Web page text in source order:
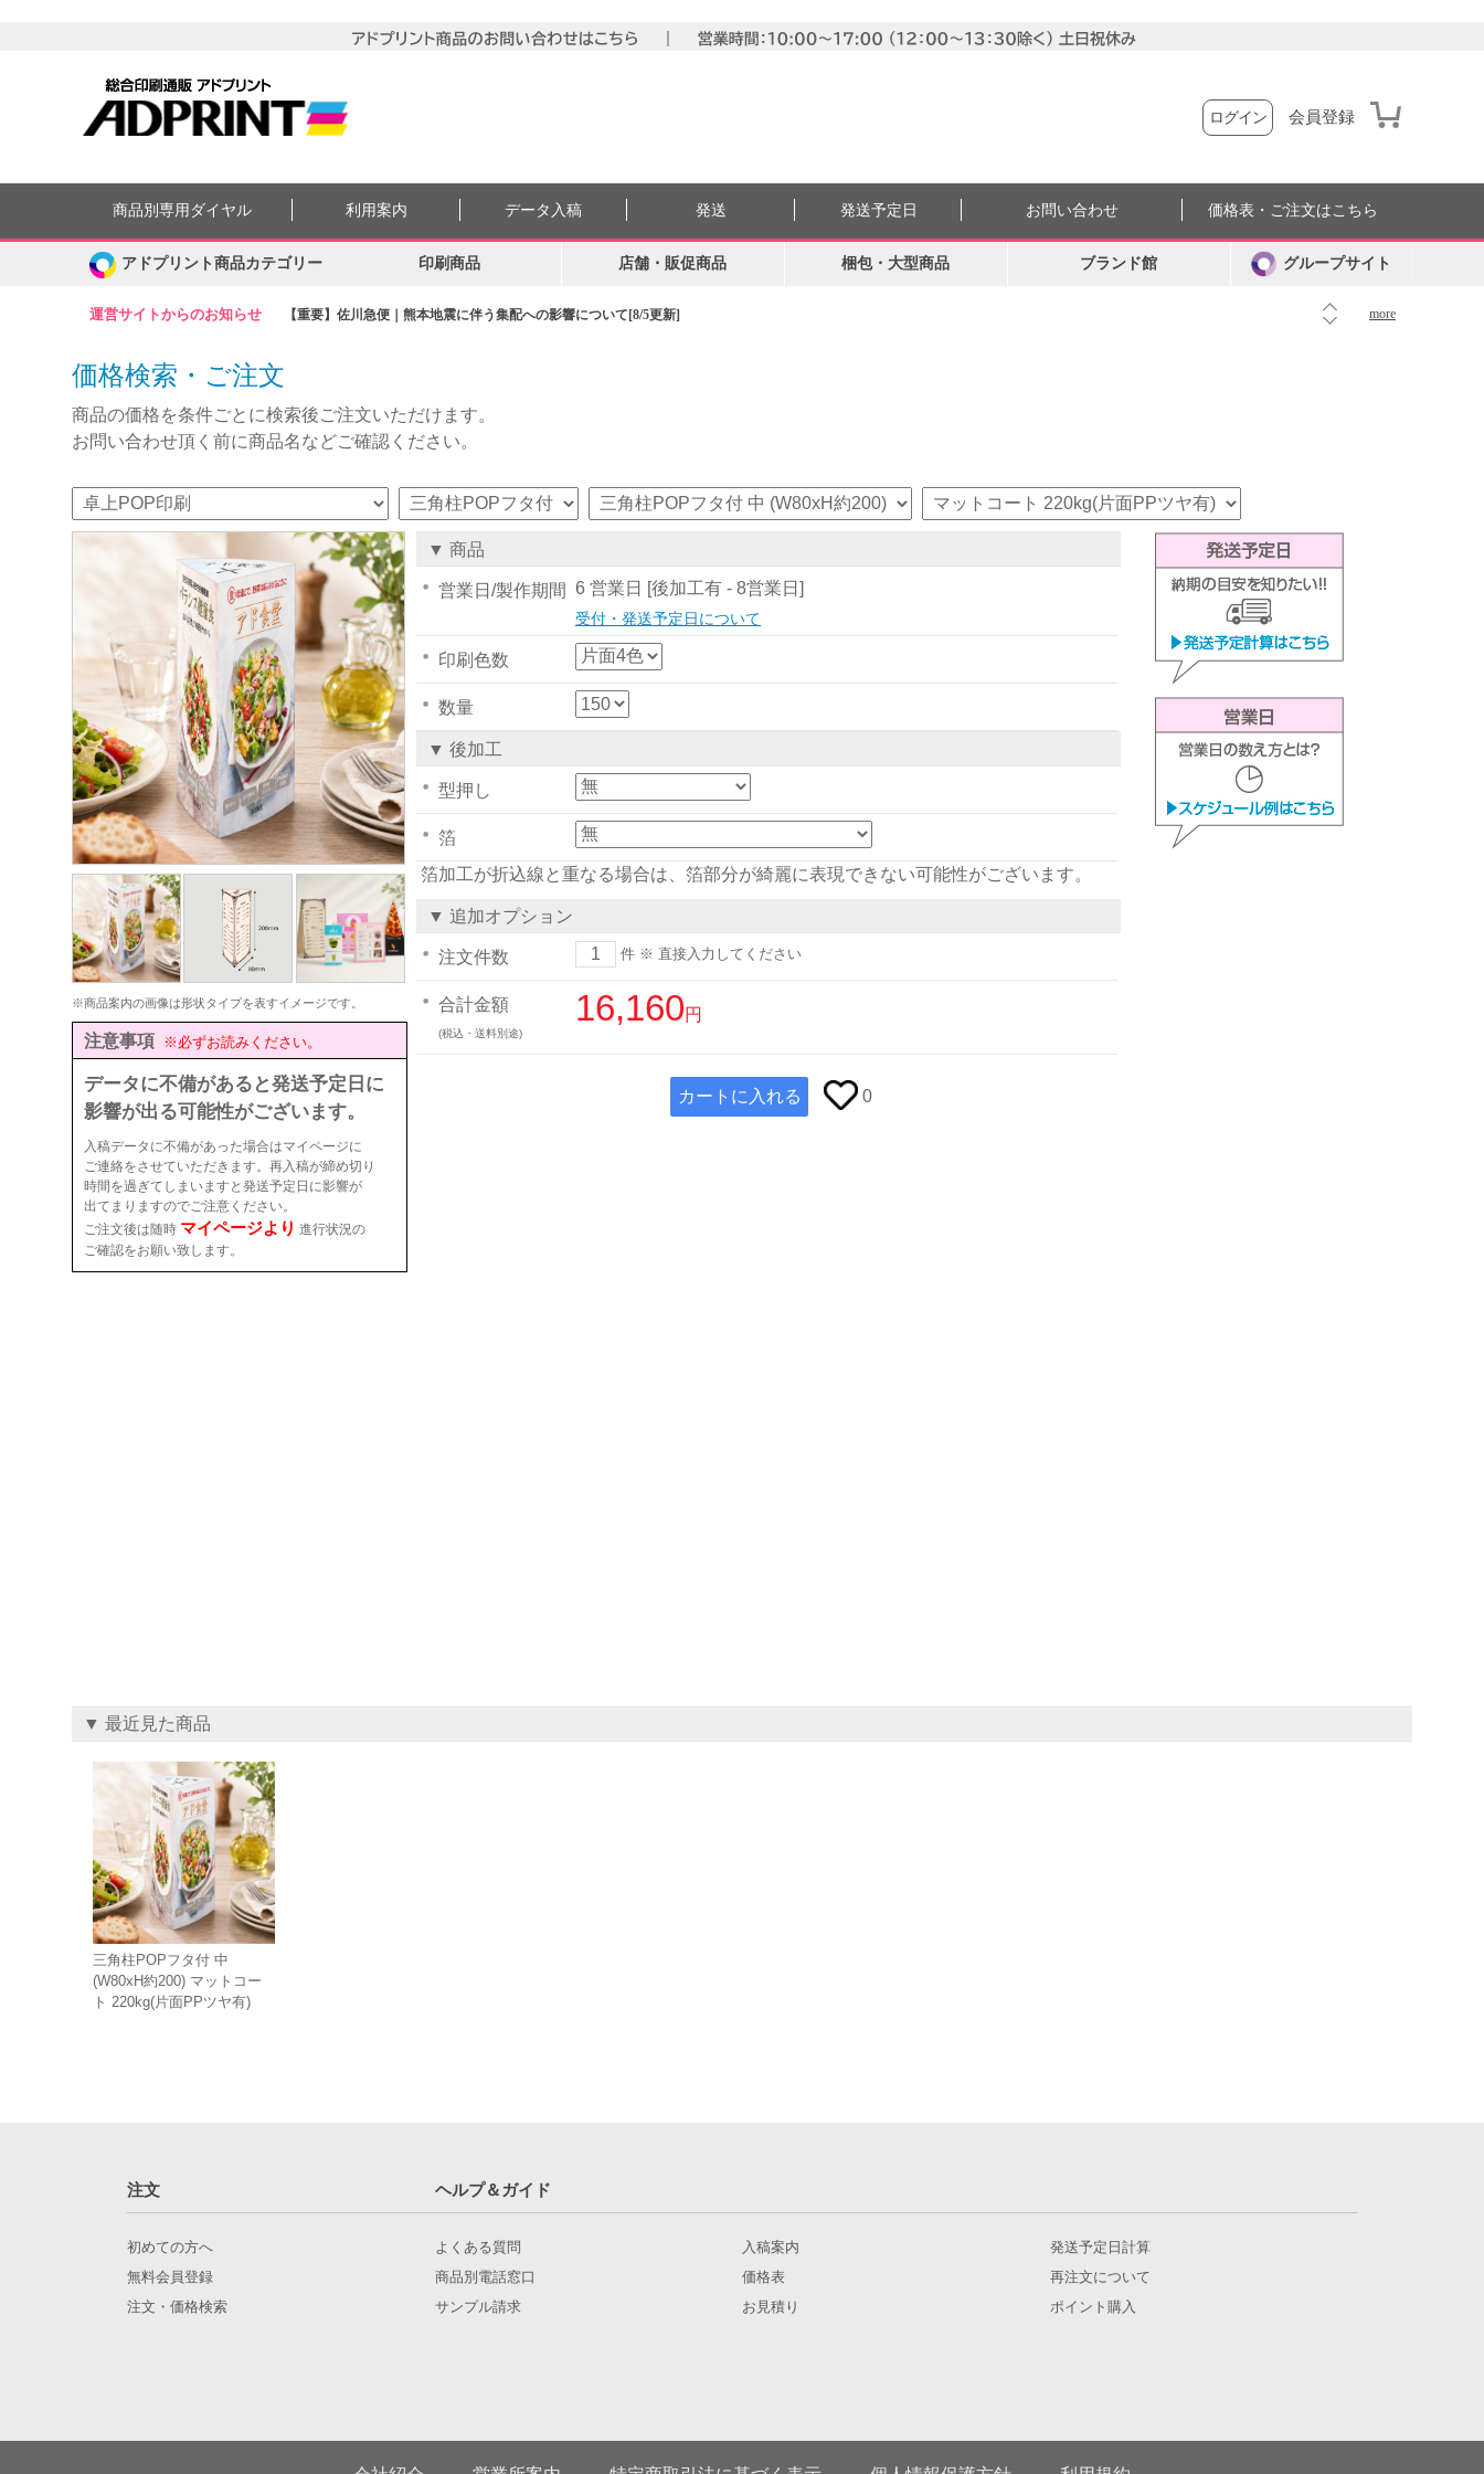
ログイン 会員登録
運営サイトからのお知らせ 【重要】佐川急便｜熊本地震に伴う集配への影響について[8/5更新] more
商品別専用ダイヤル 利用案内 データ入稿 発送 発送予定日 お問い合わせ 価格表・ご注文はこちら
アドプリント商品カテゴリー 印刷商品 店舗・販促商品 梱包・大型商品 ブランド館 グループサイト
価格検索・ご注文
商品の価格を条件ごとに検索後ご注文いただけます。
お問い合わせ頂く前に商品名などご確認ください。
※商品案内の画像は形状タイプを表すイメージです。
注意事項 ※必ずお読みください。
データに不備があると発送予定日に
影響が出る可能性がございます。
入稿データに不備があった場合はマイページに
ご連絡をさせていただきます。再入稿が締め切り
時間を過ぎてしまいますと発送予定日に影響が
出てまりますのでご注意ください。
ご注文後は随時 マイページより 進行状況の
ご確認をお願い致します。
▼ 商品
営業日/製作期間 6 営業日 [後加工有 - 8営業日]
受付・発送予定日について
印刷色数
数量
▼ 後加工
型押し
箔
箔加工が折込線と重なる場合は、箔部分が綺麗に表現できない可能性がございます。
▼ 追加オプション
注文件数 件 ※ 直接入力してください
合計金額
(税込・送料別途)
16,160円
カートに入れる 0
▼ 最近見た商品
三角柱POPフタ付 中
(W80xH約200) マットコー
ト 220kg(片面PPツヤ有)
注文 ヘルプ＆ガイド
初めての方へ
無料会員登録
注文・価格検索
よくある質問
商品別電話窓口
サンプル請求
入稿案内
価格表
お見積り
発送予定日計算
再注文について
ポイント購入